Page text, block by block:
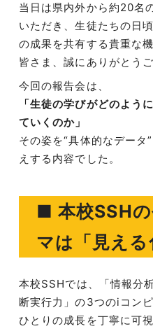
当日は県内外から約20名
いただき、生徒たちの日
の成果を共有する貴重な
皆さま、誠にありがとう
今回の報告会は、
「生徒の学びがどのよう
ていくのか」
その姿を“具体的なデータ
えする内容でした。
■ 本校SSH
マは「見える
本校SSHでは、「情報分
断実行力」の3つのiコン
ひとりの成長を丁寧に可